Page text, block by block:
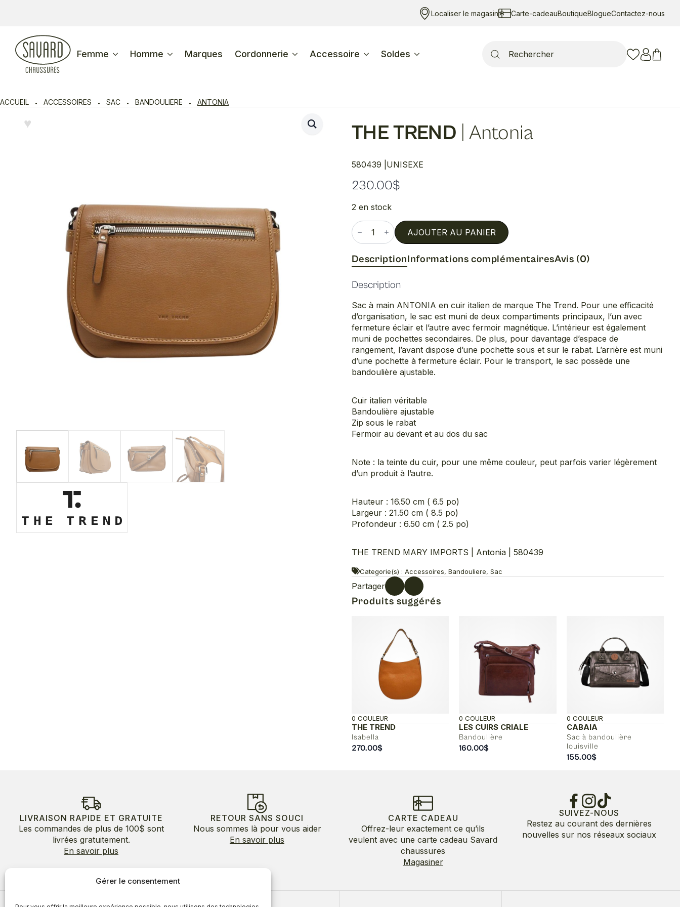
Gérer le consentement
Localiser le magasin Carte-cadeauBoutiqueBlogueContactez-nous
Femme Homme Marques Cordonnerie Accessoire Soldes
for:
ACCUEIL ACCESSOIRES SAC BANDOULIERE ANTONIA
♥︎ THE TREND Antonia
580439 | UNISEXE
230.00$
2 en stock
quantité
de
Antonia
AJOUTER AU PANIER
DescriptionInformations complémentairesAvis (0)
Description
Sac à main ANTONIA en cuir italien de marque The Trend. Pour une efficacité
d’organisation, le sac est muni de deux compartiments principaux, l’un avec
fermeture éclair et l’autre avec fermoir magnétique. L’intérieur est également
muni de pochettes secondaires. De plus, pour davantage d’espace de
rangement, l’avant dispose d’une pochette sous et sur le rabat. L’arrière est muni
d’une pochette à fermeture éclair. Pour le transport, le sac possède une
bandoulière ajustable.
Cuir italien véritable
Bandoulière ajustable
Zip sous le rabat
Fermoir au devant et au dos du sac
Note : la teinte du cuir, pour une même couleur, peut parfois varier légèrement
d’un produit à l’autre.
Hauteur : 16.50 cm ( 6.5 po)
Largeur : 21.50 cm ( 8.5 po)
Profondeur : 6.50 cm ( 2.5 po)
THE TREND MARY IMPORTS | Antonia | 580439
Categorie(s) : Accessoires, Bandouliere, Sac
Partager
Produits suggérés
THE TREND
Isabella
0 COULEUR
270.00$
LES CUIRS CRIALE
Bandoulière
0 COULEUR
160.00$
CABAIA
Sac à bandoulière
louisville
0 COULEUR
155.00$
LIVRAISON RAPIDE ET GRATUITE
Les commandes de plus de 100$ sont
livrées gratuitement.
En savoir plus
RETOUR SANS SOUCI
Nous sommes là pour vous aider
En savoir plus
CARTE CADEAU
Offrez-leur exactement ce qu’ils
veulent avec une carte cadeau Savard
chaussures
Magasiner
SUIVEZ-NOUS
Restez au courant des dernières
nouvelles sur nos réseaux sociaux